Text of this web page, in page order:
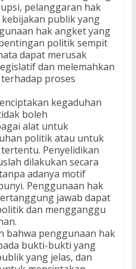
pelanggaran hak
publik yang
hak angket yang
politik sempit
dapat merusak
dan melemahkan
proses
kegaduhan
boleh
alat untuk
politik atau untuk
Penyelidikan
dilakukan secara
adanya motif
Penggunaan hak
jawab dapat
dan mengganggu
bahwa penggunaan hak
bukti-bukti yang
yang jelas, dan